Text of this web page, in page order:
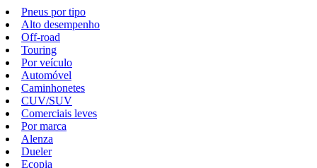
Pneus por tipo
Alto desempenho
Off-road
Touring
Por veículo
Automóvel
Caminhonetes
CUV/SUV
Comerciais leves
Por marca
Alenza
Dueler
Ecopia